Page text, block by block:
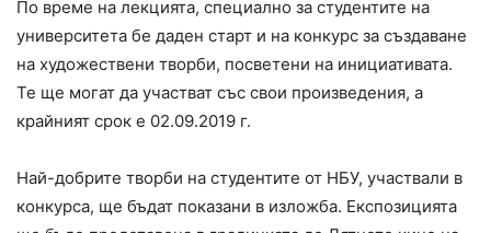
По време на лекцията, специално за студентите на
университета бе даден старт и на конкурс за създаване
на художествени творби, посветени на инициативата.
Те ще могат да участват със свои произведения, а
крайният срок е 02.09.2019 г.
Най-добрите творби на студентите от НБУ, участвали в
конкурса, ще бъдат показани в изложба. Експозицията